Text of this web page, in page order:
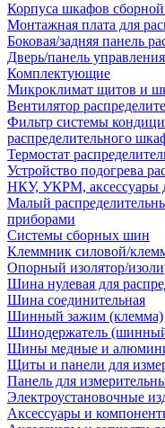
Корпуса шкафов
Монтажная плата для
Боковая/задняя панель
Дверь/панель
Комплектующие
Микроклимат щитов и
Вентилятор
Фильтр системы
распределительного
Термостат
Устройство подогрева
НКУ, УКРМ,
Малый
приборами
Системы сборных шин
Клеммник силовой/
Опорный изолятор/
Шина нулевая для
Шина соединительная
Шинный зажим (клемма)
Шинодержатель
Шины медные и
Щиты и панели для
Панель для
Электроустановочные
Аксессуары и